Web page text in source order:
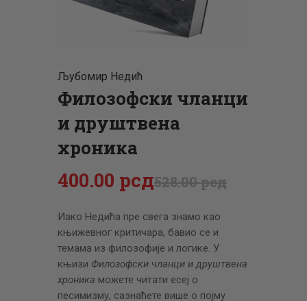
ЦЕНОВНИК
Љубомир Недић
Филозофски чланци
и друштвена
хроника
528.00рсд
400.00 рсд
Иако Недића пре свега знамо као
књижевног критичара, бавио се и
темама из филозофије и логике. У
књизи Филозофски чланци и друштвена
хроника можете читати есеј о
песимизму, сазнаћете више о појму